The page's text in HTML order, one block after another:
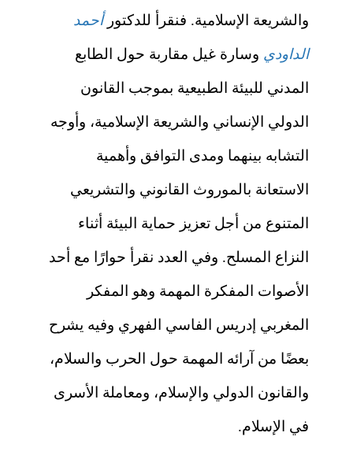
والشريعة الإسلامية. فنقرأ للدكتورأحمد
الداودي وسارة غيل مقاربة حول الطابع
المدني للبيئة الطبيعية بموجب القانون
الدولي الإنساني والشريعة الإسلامية، وأوجه
التشابه بينهما ومدى التوافق وأهمية
الاستعانة بالموروث القانوني والتشريعي
المتنوع من أجل تعزيز حماية البيئة أثناء
النزاع المسلح. وفي العدد نقرأ حوارًا مع أحد
الأصوات المفكرة المهمة وهو المفكر
المغربي إدريس الفاسي الفهري وفيه يشرح
بعضًا من آرائه المهمة حول الحرب والسلام،
والقانون الدولي والإسلام، ومعاملة الأسرى
في الإسلام.